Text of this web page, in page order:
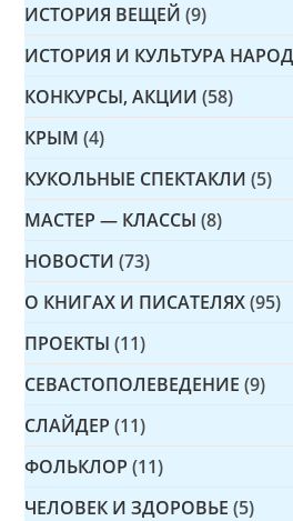
ИСТОРИЯ ВЕЩЕЙ (9)
ИСТОРИЯ И КУЛЬТУРА
КОНКУРСЫ, АКЦИИ (58)
КРЫМ (4)
КУКОЛЬНЫЕ СПЕКТАКЛИ (5)
МАСТЕР — КЛАССЫ (8)
НОВОСТИ (73)
О КНИГАХ И ПИСАТЕЛЯХ (95)
ПРОЕКТЫ (11)
СЕВАСТОПОЛЕВЕДЕНИЕ (9)
СЛАЙДЕР (11)
ФОЛЬКЛОР (11)
ЧЕЛОВЕК И ЗДОРОВЬЕ (5)